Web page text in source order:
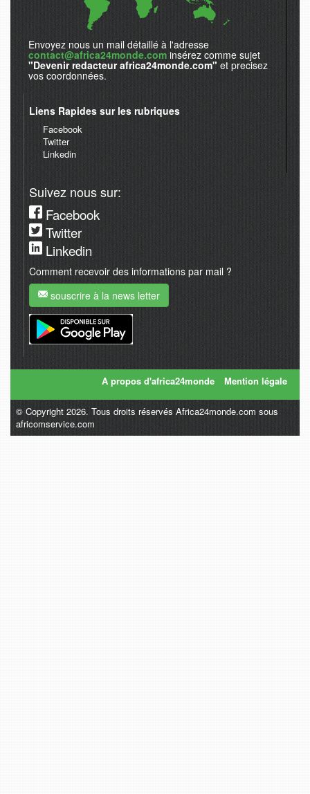
Envoyez nous un mail détaillé à l'adresse
contact@africa24monde.com insérez comme sujet
"Devenir redacteur africa24monde.com" et precisez
vos coordonnées.
Liens Rapides sur les rubriques
Facebook
Twitter
Linkedin
Suivez nous sur:
Facebook
Twitter
Linkedin
Comment recevoir des informations par mail ?
souscrire à la news letter
A propos d'africa24monde Mention légale
© Copyright 2026. Tous droits réservés Africa24monde.com sous
africomservice.com